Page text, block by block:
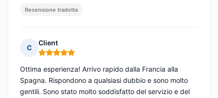
Recensione tradotta
C
Client
Nota: 5 su 5
Ottima esperienza! Arrivo rapido dalla Francia alla
Spagna. Rispondono a qualsiasi dubbio e sono molto
gentili. Sono stato molto soddisfatto del servizio e del